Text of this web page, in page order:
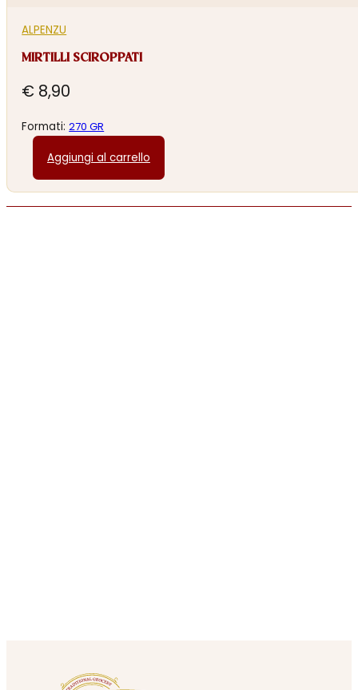
ALPENZU
MIRTILLI SCIROPPATI
€ 8,90
Formati:270 GR
Aggiungi al carrello